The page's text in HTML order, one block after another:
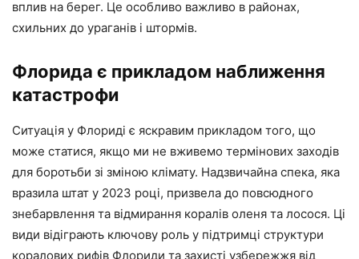
вплив на берег. Це особливо важливо в районах,
схильних до ураганів і штормів.
Флорида є прикладом наближення
катастрофи
Ситуація у Флориді є яскравим прикладом того, що
може статися, якщо ми не вживемо термінових заходів
для боротьби зі зміною клімату. Надзвичайна спека, яка
вразила штат у 2023 році, призвела до повсюдного
знебарвлення та відмирання коралів оленя та лосося. Ці
види відіграють ключову роль у підтримці структури
коралових рифів Флориди та захисті узбережжя від